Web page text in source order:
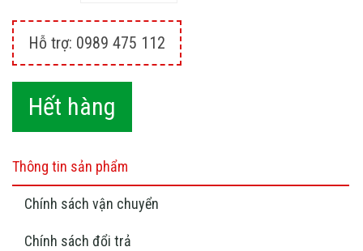
Hỗ trợ: 0989 475 112
Hết hàng
Thông tin sản phẩm
Chính sách vận chuyển
Chính sách đổi trả